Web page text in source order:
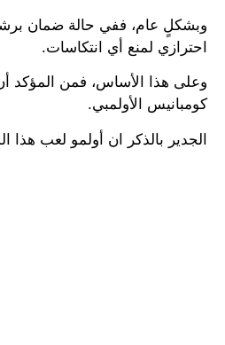
وبشكلٍ عام، ففي حالة ضمان
احترازي لمنع أي انتكاسات.
كومبانيس الأولمبي.
الجدير بالذكر ان أولمو لعب هذا الموسم 18 مباراة مع برشلونة في كل البطولات، سجل خلالها 6